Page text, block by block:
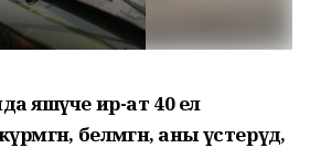
яшәүче ир-ат 40 ел
белмәгән, аны үстерүдә,